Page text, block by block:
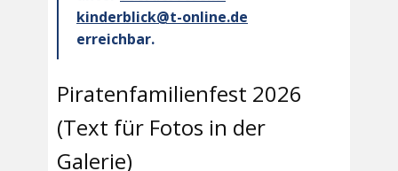
kinderblick@t-online.de
erreichbar.
Piratenfamilienfest 2026
(Text für Fotos in der
Galerie)